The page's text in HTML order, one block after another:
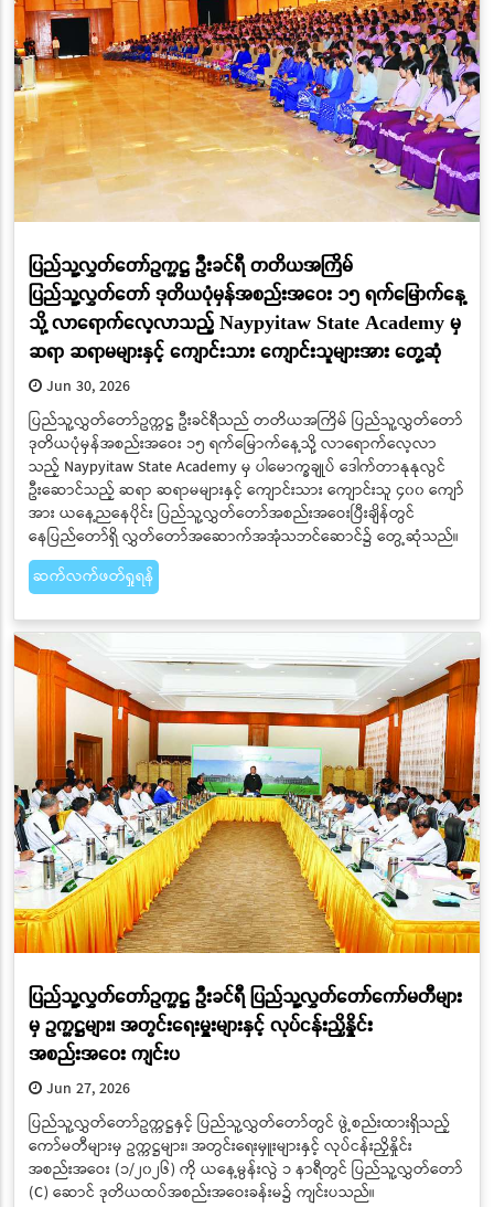
ပြည်သူ့လွှတ်တော်ဥက္ကဋ္ဌ ဦးခင်ရီ တတိယအကြိမ်
ပြည်သူ့လွှတ်တော် ဒုတိယပုံမှန်အစည်းအဝေး ၁၅ ရက်မြောက်နေ့
သို့ လာရောက်လေ့လာသည့် Naypyitaw State Academy မှ
ဆရာ ဆရာမများနှင့် ကျောင်းသား ကျောင်းသူများအား တွေ့ဆုံ
Jun 30, 2026
ပြည်သူ့လွှတ်တော်ဥက္ကဋ္ဌ ဦးခင်ရီသည် တတိယအကြိမ် ပြည်သူ့လွှတ်တော်
ဒုတိယပုံမှန်အစည်းအဝေး ၁၅ ရက်မြောက်နေ့သို့ လာရောက်လေ့လာ
သည့် Naypyitaw State Academy မှ ပါမောက္ခချုပ် ဒေါက်တာနုနုလွင်
ဦးဆောင်သည့် ဆရာ ဆရာမများနှင့် ကျောင်းသား ကျောင်းသူ ၄၀၀ ကျော်
အား ယနေ့ညနေပိုင်း ပြည်သူ့လွှတ်တော်အစည်းအဝေးပြီးချိန်တွင်
နေပြည်တော်ရှိ လွှတ်တော်အဆောက်အအုံသဘင်ဆောင်၌ တွေ့ဆုံသည်။
ဆက်လက်ဖတ်ရှုရန်
ပြည်သူ့လွှတ်တော်ဥက္ကဋ္ဌ ဦးခင်ရီ ပြည်သူ့လွှတ်တော်ကော်မတီများ
မှ ဥက္ကဋ္ဌများ၊ အတွင်းရေးမှူးများနှင့် လုပ်ငန်းညှိနှိုင်း
အစည်းအဝေး ကျင်းပ
Jun 27, 2026
ပြည်သူ့လွှတ်တော်ဥက္ကဋ္ဌနှင့် ပြည်သူ့လွှတ်တော်တွင် ဖွဲ့စည်းထားရှိသည့်
ကော်မတီများမှ ဥက္ကဋ္ဌများ၊ အတွင်းရေးမှူးများနှင့် လုပ်ငန်းညှိနှိုင်း
အစည်းအဝေး (၁/၂၀၂၆) ကို ယနေ့မွန်းလွဲ ၁ နာရီတွင် ပြည်သူ့လွှတ်တော်
(C) ဆောင် ဒုတိယထပ်အစည်းအဝေးခန်းမ၌ ကျင်းပသည်။